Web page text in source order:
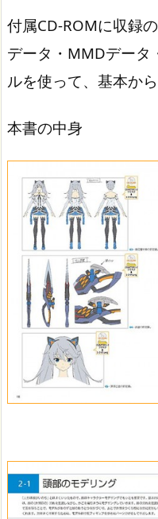
付属CD-ROMに収録
データ・MMDデータ
ルを使って、基本か
本書の中身